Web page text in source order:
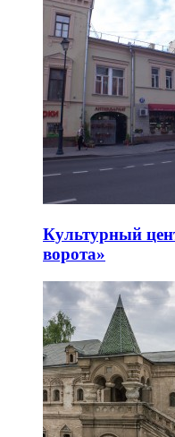
Культурный
ворота»